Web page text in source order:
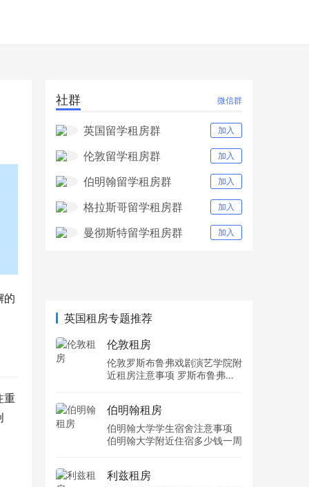
的
重
社群 微信群
英国留学租房群 加入
伦敦留学租房群 加入
伯明翰留学租房群 加入
格拉斯哥留学租房群 加入
曼彻斯特留学租房群 加入
英国租房专题推荐
伦敦租房
伦敦罗斯布鲁弗戏剧演艺学院附
近租房注意事项 罗斯布鲁弗戏
伯明翰租房
伯明翰大学学生宿舍注意事项
伯明翰大学附近住宿多少钱一周
利兹租房